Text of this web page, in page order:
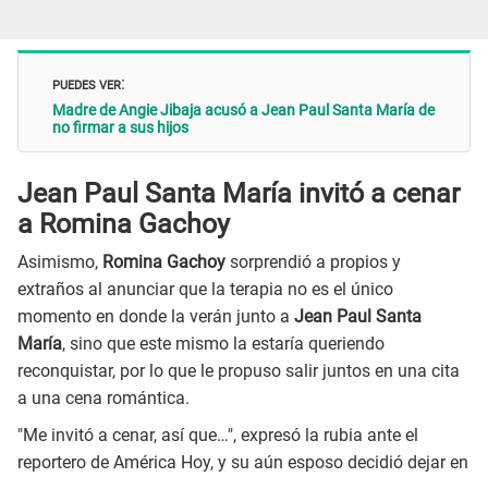
PUEDES VER:
Madre de Angie Jibaja acusó a Jean Paul Santa María de
no firmar a sus hijos
Jean Paul Santa María invitó a cenar
a Romina Gachoy
Asimismo, Romina Gachoy sorprendió a propios y
extraños al anunciar que la terapia no es el único
momento en donde la verán junto a Jean Paul Santa
María, sino que este mismo la estaría queriendo
reconquistar, por lo que le propuso salir juntos en una cita
a una cena romántica.
"Me invitó a cenar, así que…", expresó la rubia ante el
reportero de América Hoy, y su aún esposo decidió dejar en